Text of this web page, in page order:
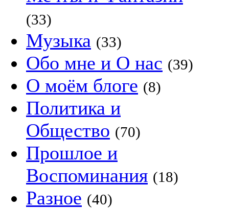
(33)
Музыка (33)
Обо мне и О нас (39)
О моём блоге (8)
Политика и
Общество (70)
Прошлое и
Воспоминания (18)
Разное (40)